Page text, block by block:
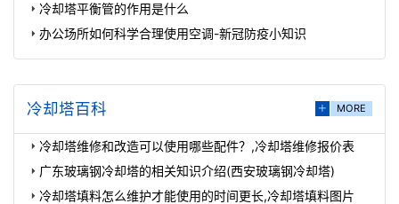
冷却塔平衡管的作用是什么
办公场所如何科学合理使用空调-新冠防疫小知识
冷却塔百科 MORE
冷却塔维修和改造可以使用哪些配件？,冷却塔维修报价表
广东玻璃钢冷却塔的相关知识介绍(西安玻璃钢冷却塔)
冷却塔填料怎么维护才能使用的时间更长,冷却塔填料图片